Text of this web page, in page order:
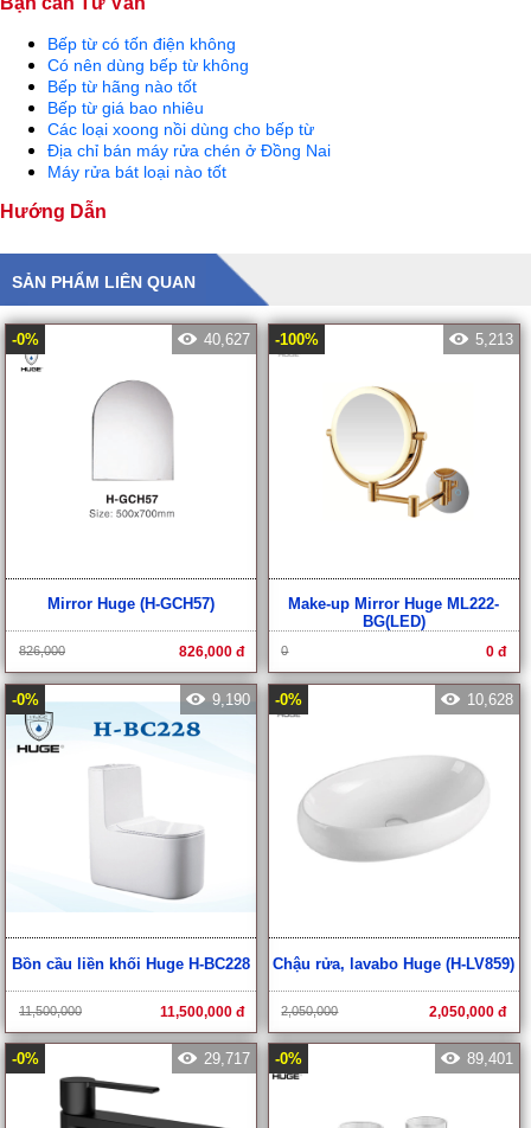
Bếp từ có tốn điện không
Có nên dùng bếp từ không
Bếp từ hãng nào tốt
Bếp từ giá bao nhiêu
Các loại xoong nồi dùng cho bếp từ
Địa chỉ bán máy rửa chén ở Đồng Nai
Máy rửa bát loại nào tốt
Hướng Dẫn
SẢN PHẨM LIÊN QUAN
-0% 40,627
Mirror Huge (H-GCH57)
826,000 826,000 đ
-100% 5,213
Make-up Mirror Huge ML222-
BG(LED)
0 0 đ
-0% 9,190
Bồn cầu liền khối Huge H-BC228
11,500,000 11,500,000 đ
-0% 10,628
Chậu rửa, lavabo Huge (H-LV859)
2,050,000 2,050,000 đ
-0% 29,717 -0% 89,401